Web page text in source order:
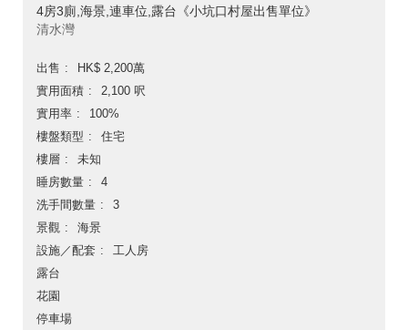
4房3廁,海景,連車位,露台《小坑口村屋出售單位》
清水灣
出售
HK$ 2,200萬
實用面積
2,100 呎
實用率
100%
樓盤類型
住宅
樓層
未知
睡房數量
4
洗手間數量
3
景觀
海景
設施／配套
工人房
露台
花園
停車場